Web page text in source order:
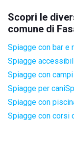
Scopri le
comune di
Spiagge con bar e
Spiagge
Spiagge con
Spiagge per cani
Spiagge con
Spiagge con corsi